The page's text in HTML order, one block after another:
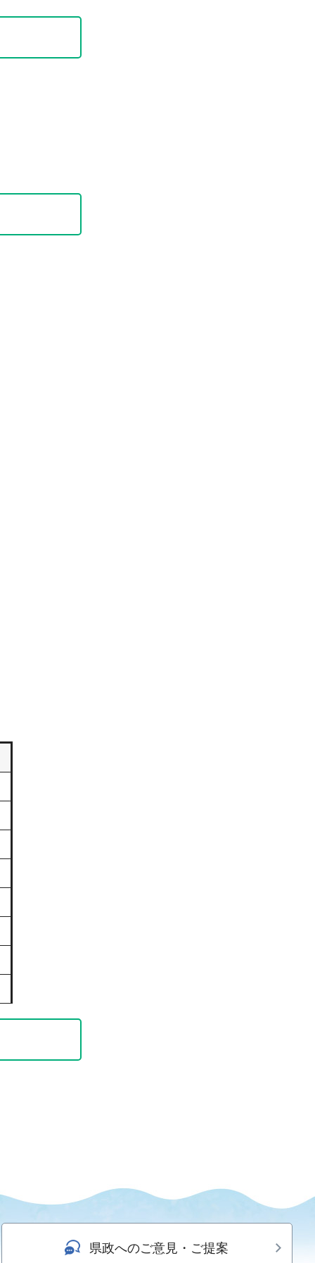
県政へのご意見・ご提案